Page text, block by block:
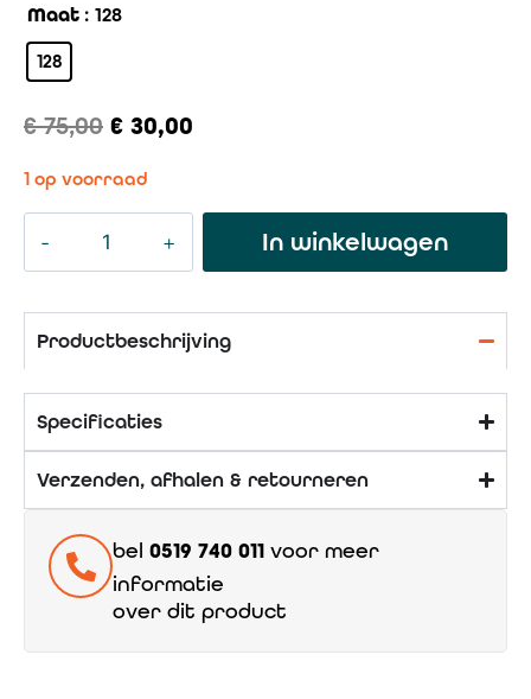
Maat : 128
128
€75,00 € 30,00
1 op voorraad
In winkelwagen
Productbeschrijving
Specificaties
Verzenden, afhalen & retourneren
bel 0519 740 011 voor meer
informatie
over dit product